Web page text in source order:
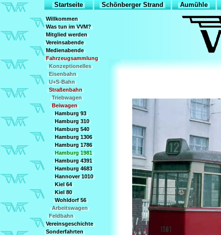
Startseite Schönberger Strand Aumühle
Willkommen
Was tun im VVM?
Mitglied werden
Vereinsabende
Medienabende
Fahrzeugsammlung
Konzeptionelles
Eisenbahn
U+S-Bahn
Straßenbahn
Triebwagen
Beiwagen
Hamburg 93
Hamburg 310
Hamburg 540
Hamburg 1306
Hamburg 1786
Hamburg 1981
Hamburg 4391
Hamburg 4683
Hannover 1010
Kiel 64
Kiel 80
Wohldorf 56
Arbeitswagen
Feldbahn
Vereinsgeschichte
Sonderfahrten